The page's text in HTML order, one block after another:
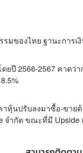
มของไทย ฐานะการเ
ยปี 2566-2567 คาดว่
หุ้นปรับลงมาซื้อ-ขาย
จำกัด ขณะที่มี Upside